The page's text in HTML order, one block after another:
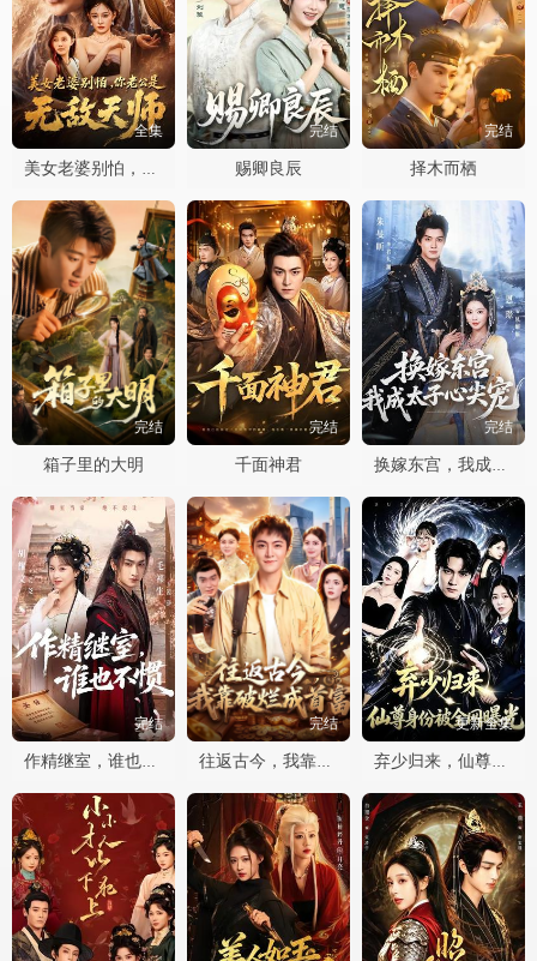
全集
美女老婆别怕，你老公是无敌天师
完结
赐卿良辰
完结
择木而栖
完结
箱子里的大明
完结
千面神君
完结
换嫁东宫，我成太子心尖宠
完结
作精继室，谁也不惯
完结
往返古今，我靠破烂成首富
更新全集
弃少归来，仙尊身份被全网曝光